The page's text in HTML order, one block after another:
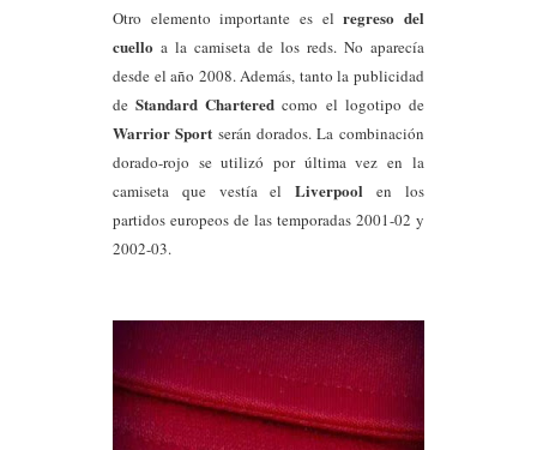
Otro elemento importante es elregreso del
cuello a la camiseta de los reds. No aparecía
desde el año 2008. Además, tanto la publicidad
de Standard Chartered como el logotipo de
Warrior Sport serán dorados. La combinación
dorado-rojo se utilizó por última vez en la
camiseta que vestía el
Liverpool en los
partidos europeos de las temporadas 2001-02 y
2002-03.